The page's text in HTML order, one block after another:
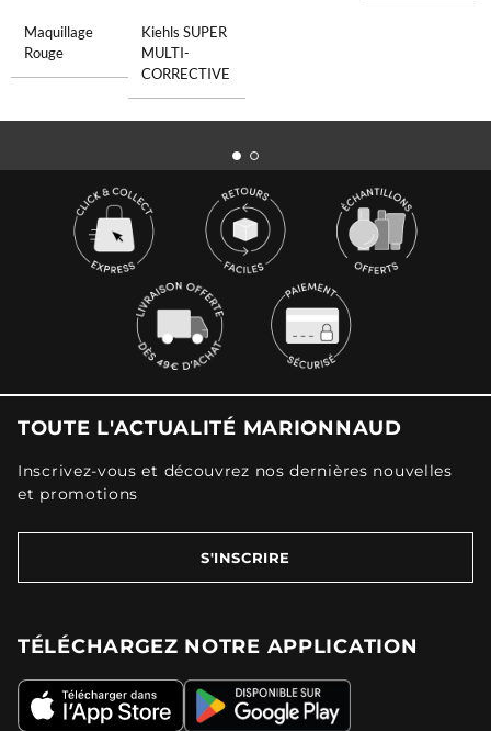
Maquillage
Rouge
Kiehls SUPER
MULTI-
CORRECTIVE
TOUTE L'ACTUALITÉ MARIONNAUD
Inscrivez-vous et découvrez nos dernières nouvelles
et promotions
S'INSCRIRE
TÉLÉCHARGEZ NOTRE APPLICATION